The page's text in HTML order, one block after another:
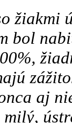
žiakmi
bol
aj